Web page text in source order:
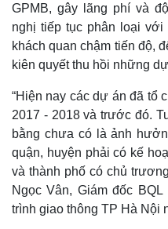
GPMB, gây lãng phí và
nghị tiếp tục phân loại
khách quan chậm tiến độ,
kiên quyết thu hồi những
“Hiện nay các dự án đã tổ
2017 - 2018 và trước đó.
bằng chưa có là ảnh
quận, huyện phải có kế
và thành phố có chủ
Ngọc Vân, Giám đốc
trình giao thông TP Hà Nội